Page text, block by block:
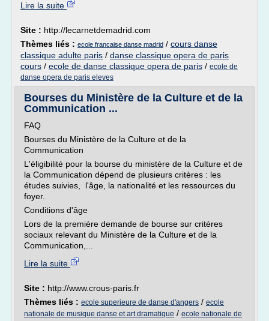
Lire la suite
Site : http://lecarnetdemadrid.com
Thèmes liés : ecole francaise danse madrid / cours danse
classique adulte paris / danse classique opera de paris
cours / ecole de danse classique opera de paris / ecole de
danse opera de paris eleves
Bourses du Ministère de la Culture et de la
Communication ...
FAQ
Bourses du Ministère de la Culture et de la
Communication
L'éligibilité pour la bourse du ministère de la Culture et de
la Communication dépend de plusieurs critères : les
études suivies, l'âge, la nationalité et les ressources du
foyer.
Conditions d'âge
Lors de la première demande de bourse sur critères
sociaux relevant du Ministère de la Culture et de la
Communication,...
Lire la suite
Site : http://www.crous-paris.fr
Thèmes liés : ecole superieure de danse d'angers / ecole
nationale de musique danse et art dramatique / ecole nationale de